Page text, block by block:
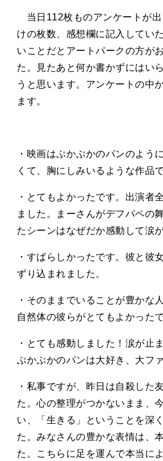
当日112枚ものアンケートが
けの枚数、感想欄に記入してい
いことだとアートパークの方が
た。見たあと何か書かずにはい
うと思います。アンケートの中
ます。
・映画はぷかぷかのパンのよう
くて、胸にしみいるような作品で
・とてもよかったです。出演者
ました。まーさんがデフパペの
たシーンはなぜだか感動して涙
・すばらしかったです。彼と彼
ずり込まれました。
・そのままでいることが豊かな
自然体の彼らがとてもよかったで
・とても感動しました！涙が止
ぷかぷかのパンは大好き、大ファ
・私事ですが、昨日は自殺した
た。心の整理がつかないまま、
い、「生きる」ということを深
た。みなさんの豊かな表情は、
た。こちらに足を運んで本当に